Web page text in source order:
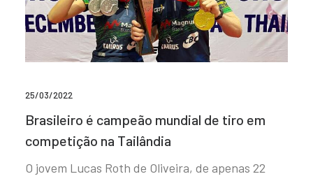
25/03/2022
Brasileiro é campeão mundial de tiro em
competição na Tailândia
O jovem Lucas Roth de Oliveira, de apenas 22